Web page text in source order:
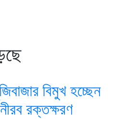
বিমুখ হচ্ছেন
রক্তক্ষরণ